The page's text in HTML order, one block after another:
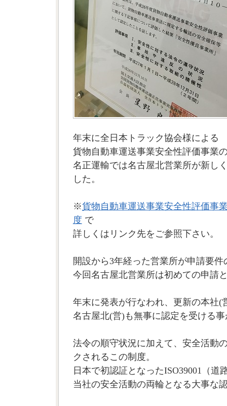
年末に全日本トラック協会様による
貨物自動車運送事業安全性評価事業
名正運輸では名古屋北営業所が新し
した。
※貨物自動車運送事業安全性評価事
度 で
詳しくはリンク先をご参照下さい。
開設から3年経った営業所が申請要件
今回名古屋北営業所は初めての申請
年末に発表が行なわれ、更新の本社(
名古屋北(営)も無事に認定を受ける
法令の順守状況に加えて、安全活動
クされるこの制度。
日本で初認証となったISO39001（道
当社の安全活動の両輪となる大事な